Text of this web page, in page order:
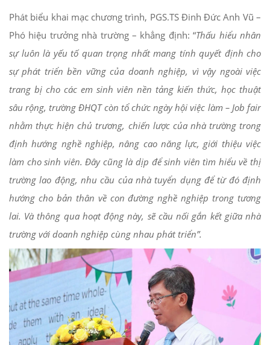
Phát biểu khai mạc chương trình, PGS.TS Đinh Đức Anh Vũ –
Phó hiệu trưởng nhà trường – khẳng định: “Thấu hiểu nhân
sự luôn là yếu tố quan trọng nhất mang tính quyết định cho
sự phát triển bền vững của doanh nghiệp, vì vậy ngoài việc
trang bị cho các em sinh viên nền tảng kiến thức, học thuật
sâu rộng, trường ĐHQT còn tổ chức ngày hội việc làm – Job fair
nhằm thực hiện chủ trương, chiến lược của nhà trường trong
định hướng nghề nghiệp, nâng cao năng lực, giới thiệu việc
làm cho sinh viên. Đây cũng là dịp để sinh viên tìm hiểu về thị
trường lao động, nhu cầu của nhà tuyển dụng để từ đó định
hướng cho bản thân về con đường nghề nghiệp trong tương
lai. Và thông qua hoạt động này, sẽ cầu nối gắn kết giữa nhà
trường với doanh nghiệp cùng nhau phát triển”.